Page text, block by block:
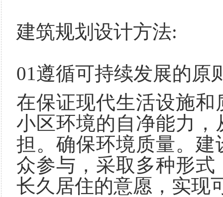
建筑规划设计方法:
01遵循可持续发展的原
在保证现代生活设施
小区环境的自净能力
担。确保环境质量。
众参与，采取多种形
长久居住的意愿，实现